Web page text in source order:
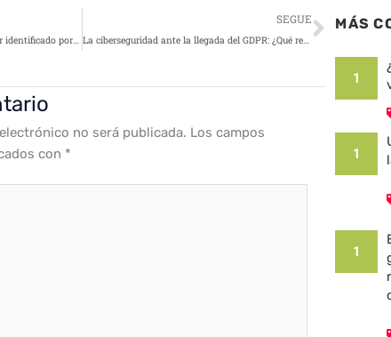
El 45% del tráfico web no puede ser identificado por los administradores de TI
SEGUE
La ciberseguridad ante la llegada del GDPR: ¿Qué retos se avecinan?
no será publicada. Los campos
con *
MÁS
1
1
1